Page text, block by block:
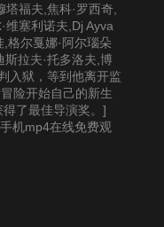
福夫,焦科·罗西奇,
维塞利诺夫,Dj Ayva
格尔戛娜·阿尔瑙朵
斯拉夫·托多洛夫,博
入狱，等到他离开监
险开始自己的新生
了最佳导演奖。]
机mp4在线免费观